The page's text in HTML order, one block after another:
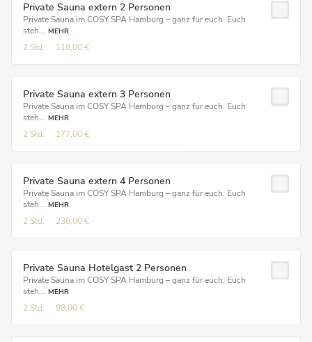
Private Sauna extern 2 Personen
Private Sauna im COSY SPA Hamburg – ganz für euch. Euch
steh... MEHR
2 Std. 118,00 €
Private Sauna extern 3 Personen
Private Sauna im COSY SPA Hamburg – ganz für euch. Euch
steh... MEHR
2 Std. 177,00 €
Private Sauna extern 4 Personen
Private Sauna im COSY SPA Hamburg – ganz für euch. Euch
steh... MEHR
2 Std. 236,00 €
Private Sauna Hotelgast 2 Personen
Private Sauna im COSY SPA Hamburg – ganz für euch. Euch
steh... MEHR
2 Std. 98,00 €